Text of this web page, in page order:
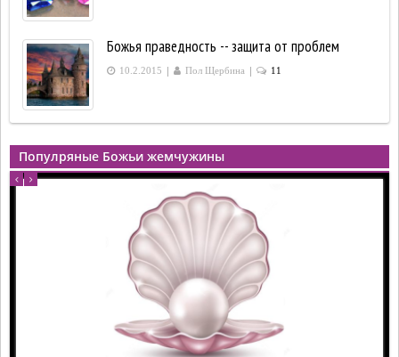
Божья праведность -- защита от проблем
10.2.2015 | Пол Щербина | 11
Популряные Божьи жемчужины